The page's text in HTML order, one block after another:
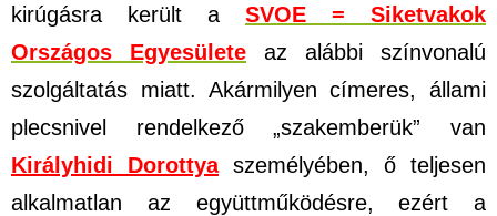
kirúgásra került a SVOE = Siketvakok
Országos Egyesülete az alábbi színvonalú
szolgáltatás miatt. Akármilyen címeres, állami
plecsnivel rendelkező „szakemberük” van
Királyhidi Dorottya személyében, ő teljesen
alkalmatlan az együttműködésre, ezért a